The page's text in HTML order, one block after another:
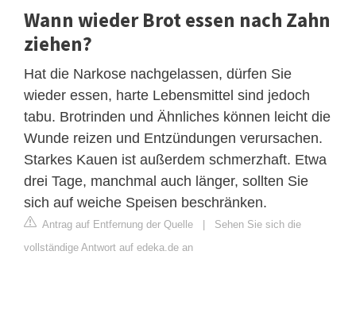
Wann wieder Brot essen nach Zahn
ziehen?
Hat die Narkose nachgelassen, dürfen Sie
wieder essen, harte Lebensmittel sind jedoch
tabu. Brotrinden und Ähnliches können leicht die
Wunde reizen und Entzündungen verursachen.
Starkes Kauen ist außerdem schmerzhaft. Etwa
drei Tage, manchmal auch länger, sollten Sie
sich auf weiche Speisen beschränken.
Antrag auf Entfernung der Quelle | Sehen Sie sich die
vollständige Antwort auf edeka.de an